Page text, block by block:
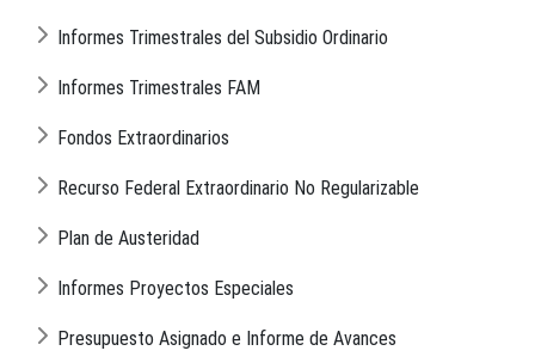
Informes Trimestrales del Subsidio Ordinario
Informes Trimestrales FAM
Fondos Extraordinarios
Recurso Federal Extraordinario No Regularizable
Plan de Austeridad
Informes Proyectos Especiales
Presupuesto Asignado e Informe de Avances